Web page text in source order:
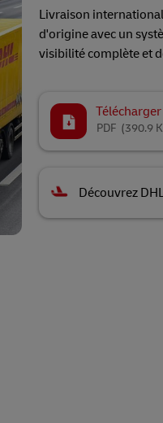
Livraison
d'origine avec un
visibilité complète et
(390.9
PDF
Découvrez